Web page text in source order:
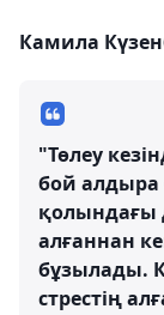
Камила
"Төлеу
бой алдыра
қолындағы
алғаннан
бұзылады.
стрестің